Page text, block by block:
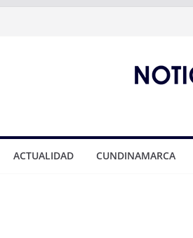
ACTUALIDAD CUNDINAMARCA